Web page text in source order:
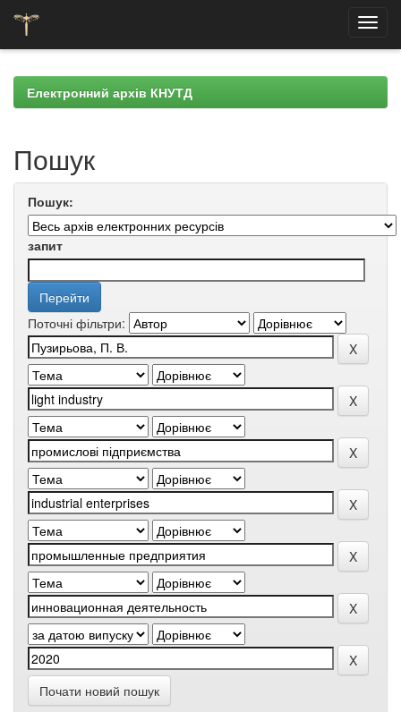
navigationЕлектронний архів КНУТД
Пошук
Пошук:
запит
Поточні фільтри:
Почати новий пошук